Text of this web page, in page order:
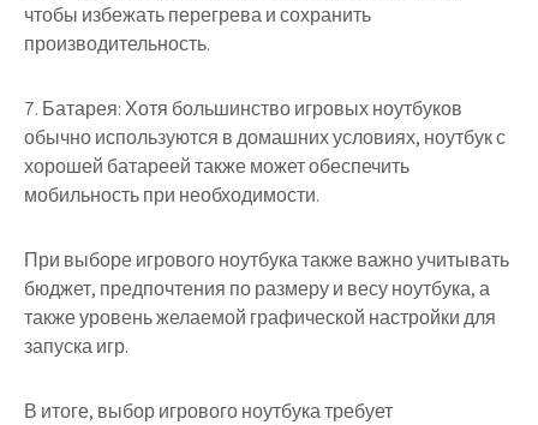
чтобы избежать перегрева и сохранить
производительность.
7. Батарея: Хотя большинство игровых ноутбуков
обычно используются в домашних условиях, ноутбук с
хорошей батареей также может обеспечить
мобильность при необходимости.
При выборе игрового ноутбука также важно учитывать
бюджет, предпочтения по размеру и весу ноутбука, а
также уровень желаемой графической настройки для
запуска игр.
В итоге, выбор игрового ноутбука требует